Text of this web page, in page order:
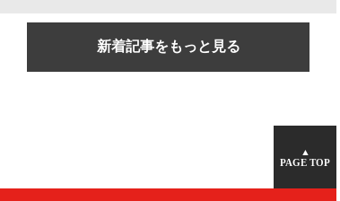
新着記事をもっと見る
▲
PAGE TOP